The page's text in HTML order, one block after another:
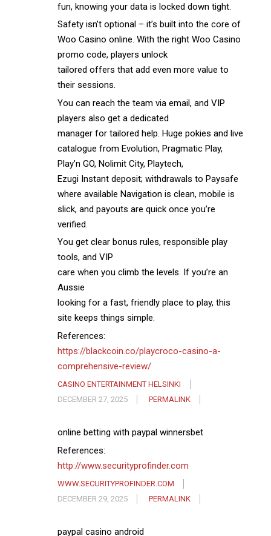
fun, knowing your data is locked down tight.
Safety isn’t optional – it’s built into the core of
Woo Casino online. With the right Woo Casino
promo code, players unlock
tailored offers that add even more value to
their sessions.
You can reach the team via email, and VIP
players also get a dedicated
manager for tailored help. Huge pokies and live
catalogue from Evolution, Pragmatic Play,
Play’n GO, Nolimit City, Playtech,
Ezugi Instant deposit; withdrawals to Paysafe
where available Navigation is clean, mobile is
slick, and payouts are quick once you’re
verified.
You get clear bonus rules, responsible play
tools, and VIP
care when you climb the levels. If you’re an
Aussie
looking for a fast, friendly place to play, this
site keeps things simple.
References:
https://blackcoin.co/playcroco-casino-a-
comprehensive-review/
CASINO ENTERTAINMENT HELSINKI
DECEMBER 27, 2025
PERMALINK
online betting with paypal winnersbet
References:
http://www.securityprofinder.com
WWW.SECURITYPROFINDER.COM
DECEMBER 29, 2025
PERMALINK
paypal casino android